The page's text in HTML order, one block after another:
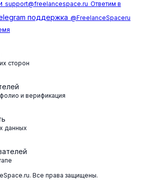
support@freelancespace.ru Ответим в
поддержка @FreelanceSpaceru
сторон
и верификация
данных
Все права защищены.